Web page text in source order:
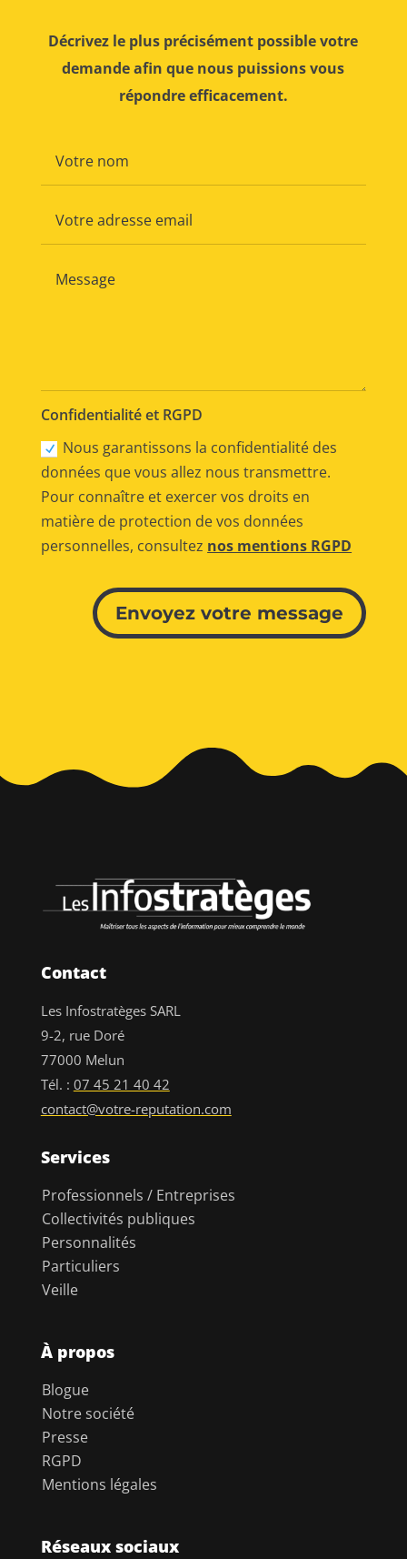
Décrivez le plus précisément possible votre
demande afin que nous puissions vous
répondre efficacement.
Confidentialité et RGPD
Nous garantissons la confidentialité des
données que vous allez nous transmettre.
Pour connaître et exercer vos droits en
matière de protection de vos données
personnelles, consultez nos mentions RGPD
Envoyez votre message
Contact
Les Infostratèges SARL
9-2, rue Doré
77000 Melun
Tél. : 07 45 21 40 42
contact@votre-reputation.com
Services
Professionnels / Entreprises
Collectivités publiques
Personnalités
Particuliers
Veille
À propos
Blogue
Notre société
Presse
RGPD
Mentions légales
Réseaux sociaux